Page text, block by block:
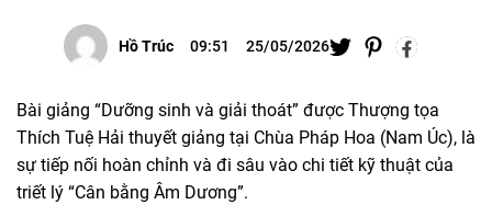
Hồ Trúc 09:51 25/05/2026
Bài giảng “Dưỡng sinh và giải thoát” được Thượng tọa
Thích Tuệ Hải thuyết giảng tại Chùa Pháp Hoa (Nam Úc), là
sự tiếp nối hoàn chỉnh và đi sâu vào chi tiết kỹ thuật của
triết lý “Cân bằng Âm Dương”.